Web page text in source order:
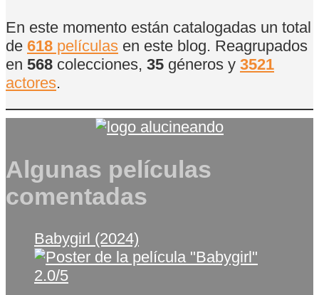
En este momento están catalogadas un total
de 618 películas en este blog. Reagrupados
en 568 colecciones, 35 géneros y 3521
actores.
Algunas películas
comentadas
Babygirl (2024)
2.0/5